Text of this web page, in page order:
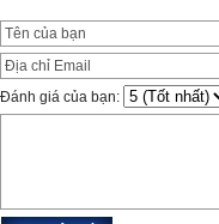
Đánh giá của bạn: